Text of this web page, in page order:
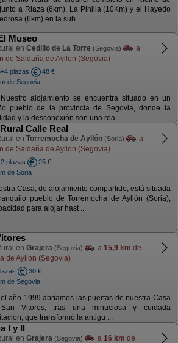
a Riaza (6km), La Pinilla (10Km) y el Hayedo
(6km) en la sub ...
Museo
en Cedillo de La Torre (Segovia)
a
de Saldaña de Ayllon (Segovia)
plazas
48 €
de Segovia
Nuestro alojamiento se encuentra situado en un
pueblo de la provincia de Segovia, donde la
y la desconexión son una rea ...
Calle Real
en Torremocha de Ayllón (Soria)
a
de Saldaña de Ayllon (Segovia)
plazas
25 €
de Soria
Casa, de alojamiento compartido, está situada
pueblo de Torremocha de Ayllón (Soria),
para alojar hast ...
en Grajera (Segovia) a 15,9 km de
de Ayllon (Segovia)
30 €
de Segovia
año 1999 abríamos las puertas de nuestra Casa
Vitores, tras una minuciosa y cuidada
que transformó la antigu ...
I y II
en Grajera (Segovia) a 16 km de